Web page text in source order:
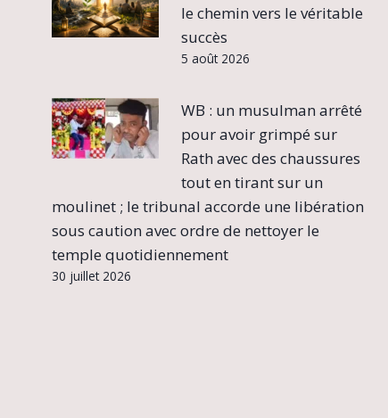
le chemin vers le véritable
succès
5 août 2026
WB : un musulman arrêté
pour avoir grimpé sur
Rath avec des chaussures
tout en tirant sur un
moulinet ; le tribunal accorde une libération
sous caution avec ordre de nettoyer le
temple quotidiennement
30 juillet 2026